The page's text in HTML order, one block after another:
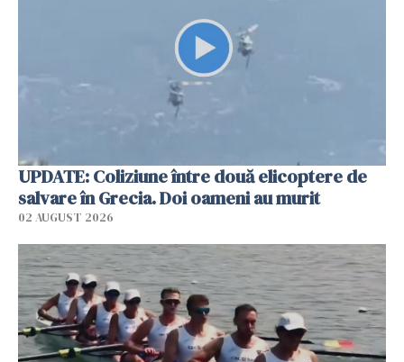
UPDATE: Coliziune între două elicoptere de
salvare în Grecia. Doi oameni au murit
02 AUGUST 2026